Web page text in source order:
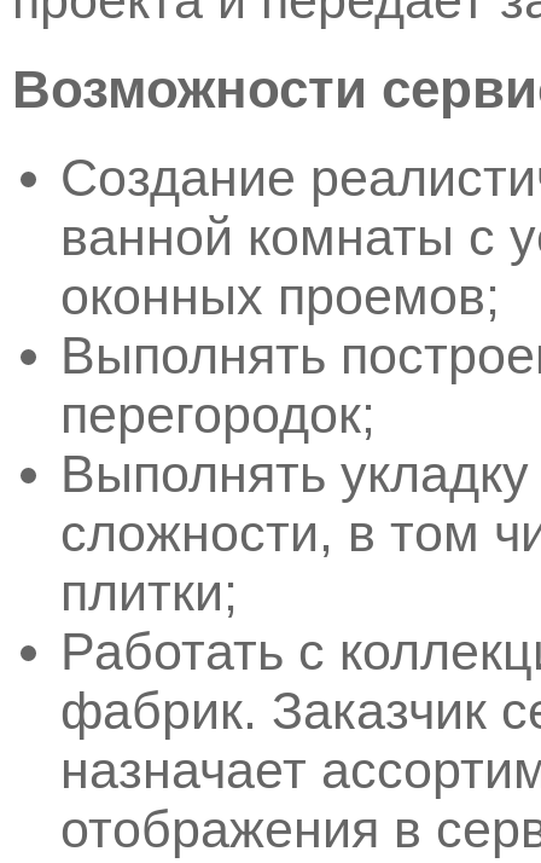
Возможности
Создание
ванной комнаты с
оконных проемов;
Выполнять
перегородок;
Выполнять
сложности, в том
плитки;
Работать с
фабрик. Заказчик
назначает
отображения в